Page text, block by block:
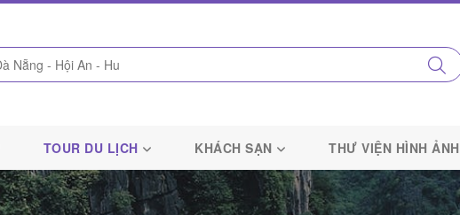
TOUR DU LỊCH KHÁCH SẠN THƯ VIỆN HÌNH ẢNH